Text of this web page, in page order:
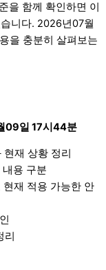
을 함께 확인하면 이
니다. 2026년07월
을 충분히 살펴보는
09일 17시44분
재 상황 정리
용 구분
재 적용 가능한 안
리